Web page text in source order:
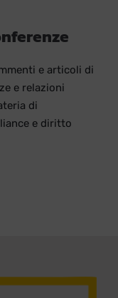
e articoli di
e relazioni
di
e diritto